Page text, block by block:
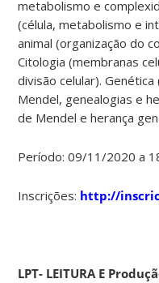
metabolismo e
(célula, metabolismo e
animal (organização do
Citologia (membranas
divisão celular).
Mendel, genealogias e
de Mendel e herança
Período: 09/11/2020 a
Inscrições: http://
LPT- LEITURA E